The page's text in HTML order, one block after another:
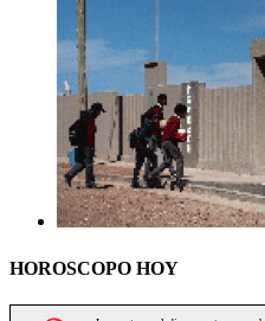
HOROSCOPO HOY